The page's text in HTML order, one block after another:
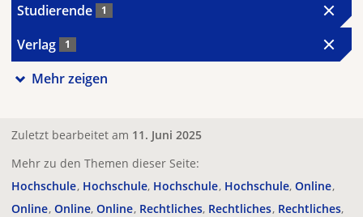
Studierende 1
Verlag 1
Mehr zeigen
Zuletzt bearbeitet am 11. Juni 2025
Mehr zu den Themen dieser Seite:
Hochschule Hochschule Hochschule Hochschule Online
Online Online Online Rechtliches Rechtliches Rechtliches